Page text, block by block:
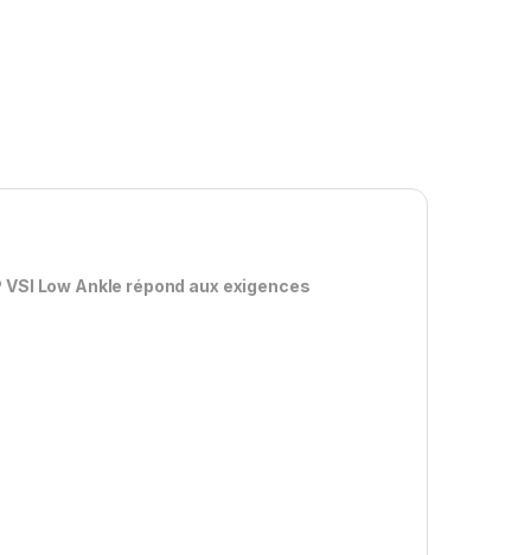
Low Ankle répond aux exigences